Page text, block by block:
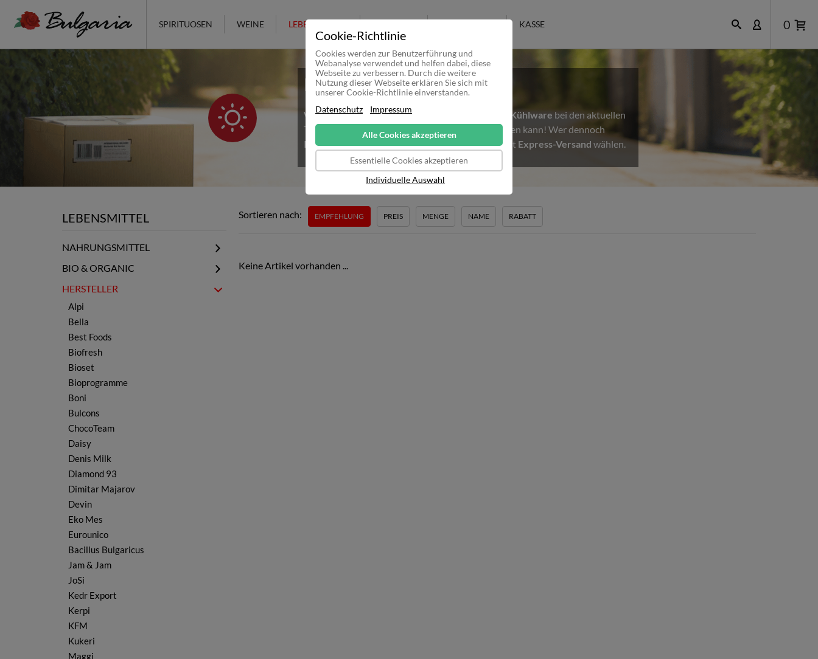
Cookie-Richtlinie
Cookies werden zur Benutzerführung und
Webanalyse verwendet und helfen dabei, diese
Webseite zu verbessern. Durch die weitere
Nutzung dieser Webseite erklären Sie sich mit
unserer Cookie-Richtlinie einverstanden.
Datenschutz
Impressum
Alle Cookies akzeptieren
Essentielle Cookies akzeptieren
Individuelle Auswahl
0
SPIRITUOSEN WEINE LEBENSMITTEL KASSE
Hitzewelle in Deutschland
Wir möchten alle Kunden darauf Hinweisen, dass Kühlwarebei den aktuellen
Temperaturen nicht mehr sicher ausgeliefert werden kann! Wer dennoch
Kühlware bestellen möchte, sollte daher unbedingt Express-Versand wählen.
LEBENSMITTEL
NAHRUNGSMITTEL
Elixier & Honig
Gemüsekonserven
Obstkonserven
Gewürze & Kräuter
Gewürzmischungen
Joghurt & Kefir
Käse & Kaschkawal
Kerne & Nüsse
Ljutenica & Ajvar
Öl & Essig
Marmelade & Konfitüre
Nudeln, Teig & Reis
Schokolade & Waffeln
Snacks & Chips
Süßigkeiten & Bonbons
Tee
Wurst
Wasser
BIO & ORGANIC
BIO Käse & Kaschkawal
BIO Öl & Essig
HERSTELLER
Alpi
Bella
Best Foods
Biofresh
Bioset
Bioprogramme
Boni
Bulcons
ChocoTeam
Daisy
Denis Milk
Diamond 93
Dimitar Majarov
Devin
Eko Mes
Eurounico
Bacillus Bulgaricus
Jam & Jam
JoSi
Kedr Export
Kerpi
KFM
Kukeri
Maggi
Sortieren nach: EMPFEHLUNG PREIS MENGE NAME RABATT
Keine Artikel vorhanden ...